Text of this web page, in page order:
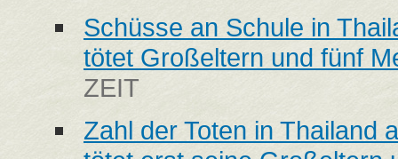
Schüsse an Schule in
tötet Großeltern und fünf
ZEIT
Zahl der Toten in Thailand